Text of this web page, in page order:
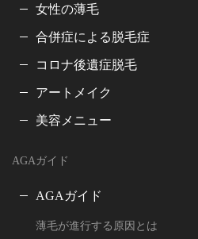
女性の薄毛
合併症による脱毛症
コロナ後遺症脱毛
アートメイク
美容メニュー
AGAガイド
AGAガイド
薄毛が進行する原因とは